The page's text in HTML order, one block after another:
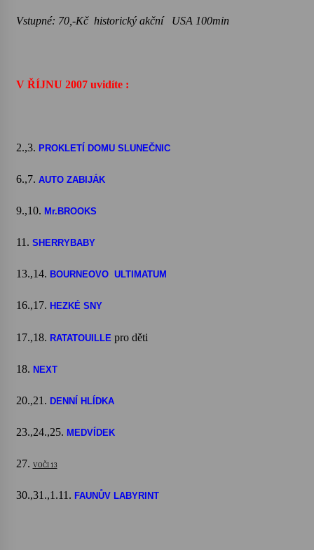
Vstupné: 70,-Kč historický akční USA 100min
V ŘÍJNU 2007 uvidíte :
2.,3. PROKLETÍ DOMU SLUNEČNIC
6.,7. AUTO ZABIJÁK
9.,10. Mr.BROOKS
11. SHERRYBABY
13.,14. BOURNEOVO ULTIMATUM
16.,17. HEZKÉ SNY
17.,18. RATATOUILLE pro děti
18. NEXT
20.,21. DENNÍ HLÍDKA
23.,24.,25. MEDVÍDEK
27. VOČI 13
30.,31.,1.11. FAUNŮV LABYRINT